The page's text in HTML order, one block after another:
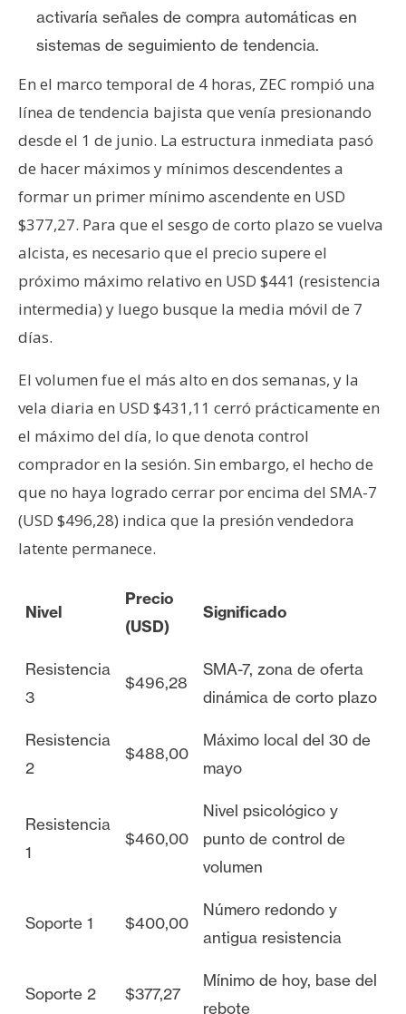
activaría señales de compra automáticas en
sistemas de seguimiento de tendencia.
En el marco temporal de 4 horas, ZEC rompió una
línea de tendencia bajista que venía presionando
desde el 1 de junio. La estructura inmediata pasó
de hacer máximos y mínimos descendentes a
formar un primer mínimo ascendente en USD
$377,27. Para que el sesgo de corto plazo se vuelva
alcista, es necesario que el precio supere el
próximo máximo relativo en USD $441 (resistencia
intermedia) y luego busque la media móvil de 7
días.
El volumen fue el más alto en dos semanas, y la
vela diaria en USD $431,11 cerró prácticamente en
el máximo del día, lo que denota control
comprador en la sesión. Sin embargo, el hecho de
que no haya logrado cerrar por encima del SMA-7
(USD $496,28) indica que la presión vendedora
latente permanece.
Nivel
Precio
(USD)
Significado
Resistencia
3
$496,28
SMA-7, zona de oferta
dinámica de corto plazo
Resistencia
2
$488,00
Máximo local del 30 de
mayo
Resistencia
1
$460,00
Nivel psicológico y
punto de control de
volumen
Soporte 1 $400,00
Número redondo y
antigua resistencia
Soporte 2 $377,27
Mínimo de hoy, base del
rebote